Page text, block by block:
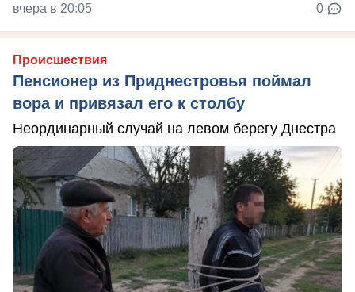
вчера в 20:05 0
Происшествия
Пенсионер из Приднестровья поймал
вора и привязал его к столбу
Неординарный случай на левом берегу Днестра